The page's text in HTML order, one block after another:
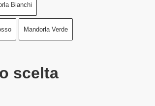
Bianchi
Mandorla Verde
scelta